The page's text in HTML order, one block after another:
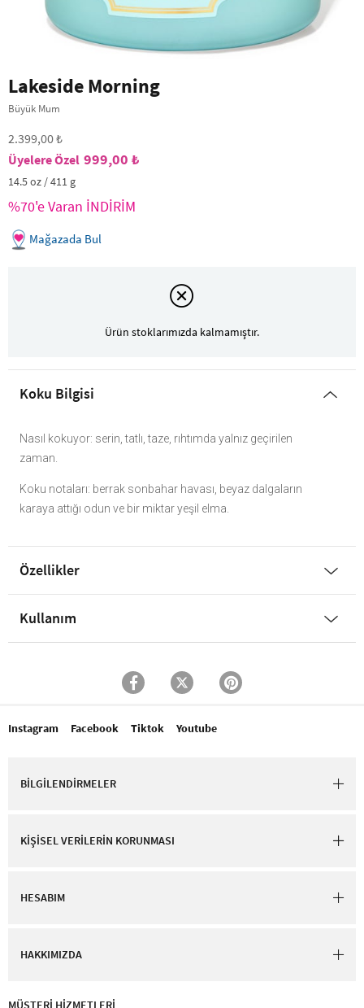
Lakeside Morning
Büyük Mum
2.399,00 ₺
999,00 ₺
14.5 oz / 411 g
%70'e Varan İNDİRİM
Mağazada Bul
Ürün stoklarımızda kalmamıştır.
Koku Bilgisi
Nasıl kokuyor: serin, tatlı, taze, rıhtımda yalnız geçirilen
zaman.
Koku notaları: berrak sonbahar havası, beyaz dalgaların
karaya attığı odun ve bir miktar yeşil elma.
Özellikler
Kullanım
Instagram Facebook Tiktok Youtube
BİLGİLENDİRMELER
KİŞİSEL VERİLERİN KORUNMASI
HESABIM
HAKKIMIZDA
MÜŞTERİ HİZMETLERİ​